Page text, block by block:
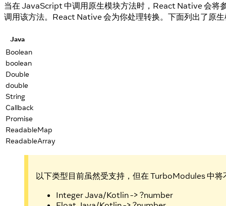
当在 JavaScript 中调用原生模块方法时，React Native 会将
调用该方法。React Native 会为你处理转换。下面列出了原
Java
Boolean
boolean
Double
double
String
Callback
Promise
ReadableMap
ReadableArray
以下类型目前虽然受支持，但在 TurboModules 中将
Integer Java/Kotlin -> ?number